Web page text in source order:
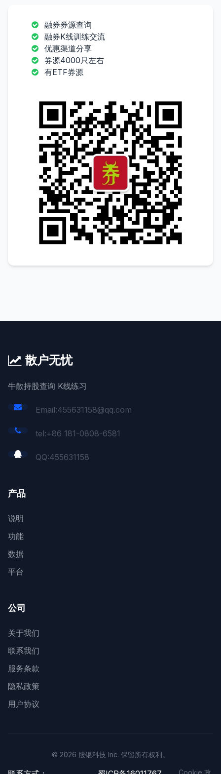
融券券源查询
融券K线训练交流
优惠渠道分享
券源4000只左右
有ETF券源
散户无忧
牛散持股查询 K线练习
Email:455631158@qq.com
tel:+86 181-0808-6581
QQ:455631158
产品
说明
功能
数据
平台
公司
关于我们
联系我们
服务条款
隐私政策
用户协议
© 2026 股银科技 Inc. 保留所有权利。
Cookie 政